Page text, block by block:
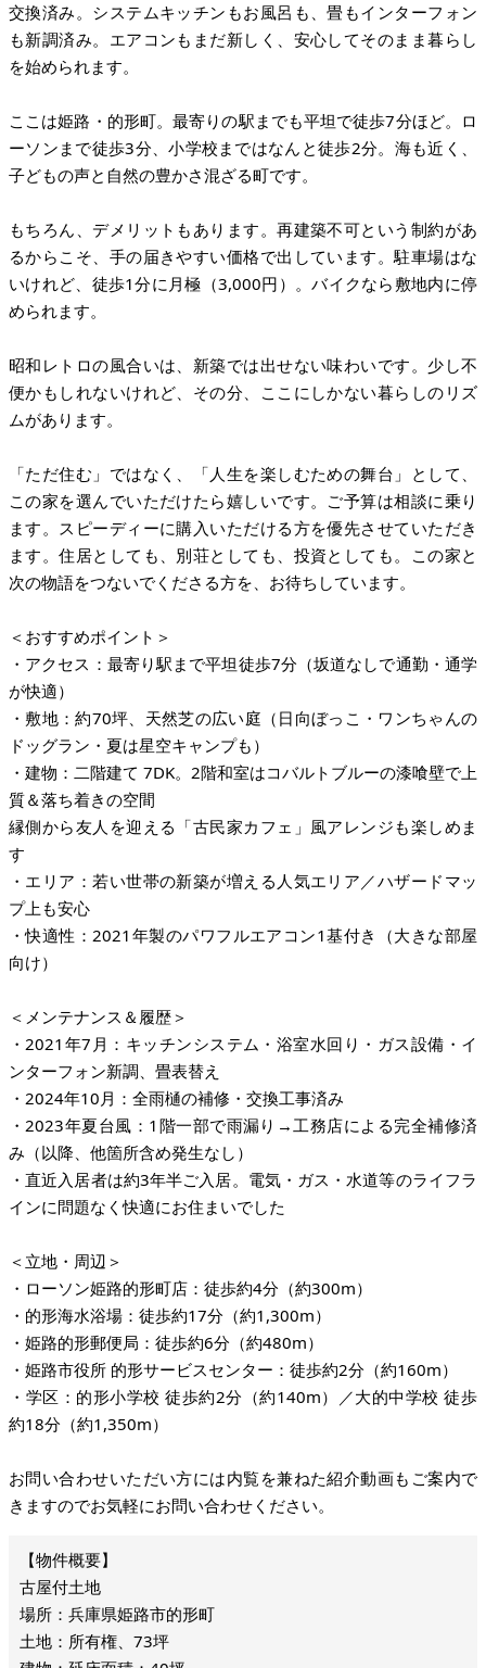
交換済み。システムキッチンもお風呂も、畳もインターフォン
も新調済み。エアコンもまだ新しく、安心してそのまま暮らし
を始められます。
ここは姫路・的形町。最寄りの駅までも平坦で徒歩7分ほど。ロ
ーソンまで徒歩3分、小学校まではなんと徒歩2分。海も近く、
子どもの声と自然の豊かさ混ざる町です。
もちろん、デメリットもあります。再建築不可という制約があ
るからこそ、手の届きやすい価格で出しています。駐車場はな
いけれど、徒歩1分に月極（3,000円）。バイクなら敷地内に停
められます。
昭和レトロの風合いは、新築では出せない味わいです。少し不
便かもしれないけれど、その分、ここにしかない暮らしのリズ
ムがあります。
「ただ住む」ではなく、「人生を楽しむための舞台」として、
この家を選んでいただけたら嬉しいです。ご予算は相談に乗り
ます。スピーディーに購入いただける方を優先させていただき
ます。住居としても、別荘としても、投資としても。この家と
次の物語をつないでくださる方を、お待ちしています。
＜おすすめポイント＞
・アクセス：最寄り駅まで平坦徒歩7分（坂道なしで通勤・通学
が快適）
・敷地：約70坪、天然芝の広い庭（日向ぼっこ・ワンちゃんの
ドッグラン・夏は星空キャンプも）
・建物：二階建て 7DK。2階和室はコバルトブルーの漆喰壁で上
質＆落ち着きの空間
縁側から友人を迎える「古民家カフェ」風アレンジも楽しめま
す
・エリア：若い世帯の新築が増える人気エリア／ハザードマッ
プ上も安心
・快適性：2021年製のパワフルエアコン1基付き（大きな部屋
向け）
＜メンテナンス＆履歴＞
・2021年7月：キッチンシステム・浴室水回り・ガス設備・イ
ンターフォン新調、畳表替え
・2024年10月：全雨樋の補修・交換工事済み
・2023年夏台風：1階一部で雨漏り→工務店による完全補修済
み（以降、他箇所含め発生なし）
・直近入居者は約3年半ご入居。電気・ガス・水道等のライフラ
インに問題なく快適にお住まいでした
＜立地・周辺＞
・ローソン姫路的形町店：徒歩約4分（約300m）
・的形海水浴場：徒歩約17分（約1,300m）
・姫路的形郵便局：徒歩約6分（約480m）
・姫路市役所 的形サービスセンター：徒歩約2分（約160m）
・学区：的形小学校 徒歩約2分（約140m）／大的中学校 徒歩
約18分（約1,350m）
お問い合わせいただい方には内覧を兼ねた紹介動画もご案内で
きますのでお気軽にお問い合わせください。
古屋付土地
場所：兵庫県姫路市的形町
土地：所有権、73坪